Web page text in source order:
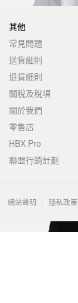
其他
常見問題
送貨細則
退貨細則
關稅及稅項
關於我們
零售店
HBX Pro
聯盟行銷計劃
網站聲明 隱私政策